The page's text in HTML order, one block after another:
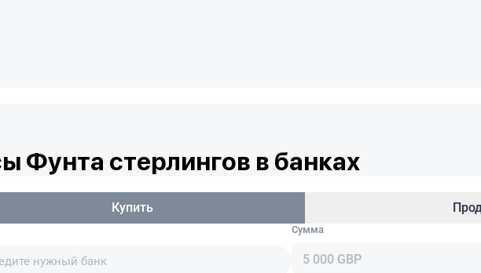
Фунта стерлингов в банках
Купить
Сумма